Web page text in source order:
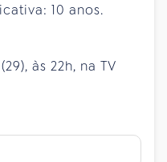
10 anos.
às 22h, na TV